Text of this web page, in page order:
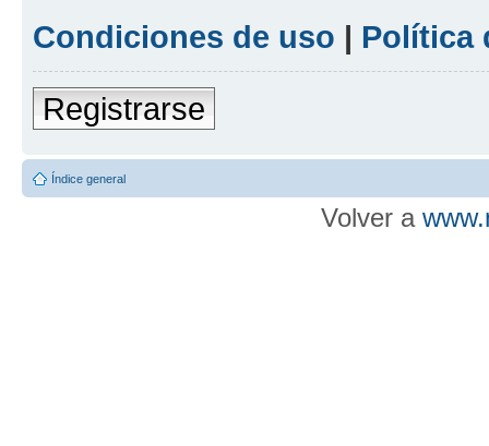
Condiciones de uso | Política
Registrarse
Índice general
Volver a